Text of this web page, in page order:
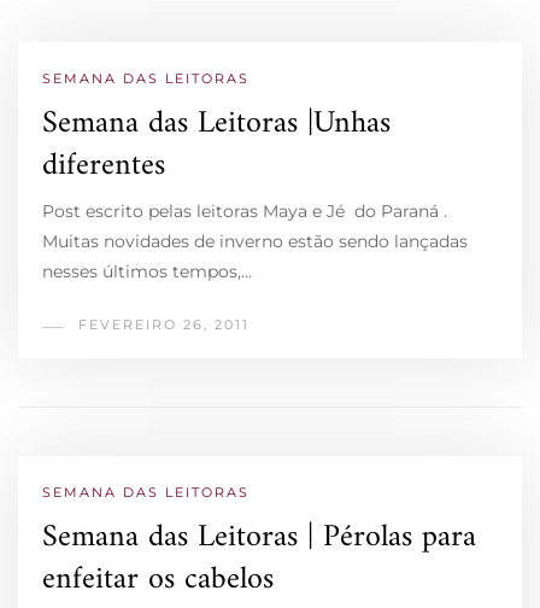
SEMANA DAS LEITORAS
Semana das Leitoras |Unhas
diferentes
Post escrito pelas leitoras Maya e Jé do Paraná .
Muitas novidades de inverno estão sendo lançadas
nesses últimos tempos,…
FEVEREIRO 26, 2011
SEMANA DAS LEITORAS
Semana das Leitoras | Pérolas para
enfeitar os cabelos